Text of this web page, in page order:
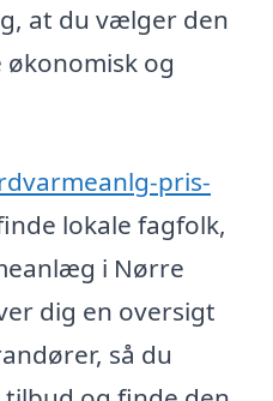
at du vælger den
og
pris-
lokale fagfolk,
i Nørre
dig en oversigt
så du